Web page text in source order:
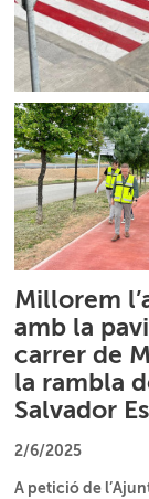
Millorem
amb la
carrer de
la rambla
Salvador
2/6/2025
A petició de